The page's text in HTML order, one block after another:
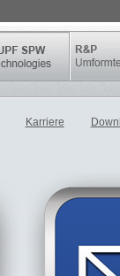
Karriere